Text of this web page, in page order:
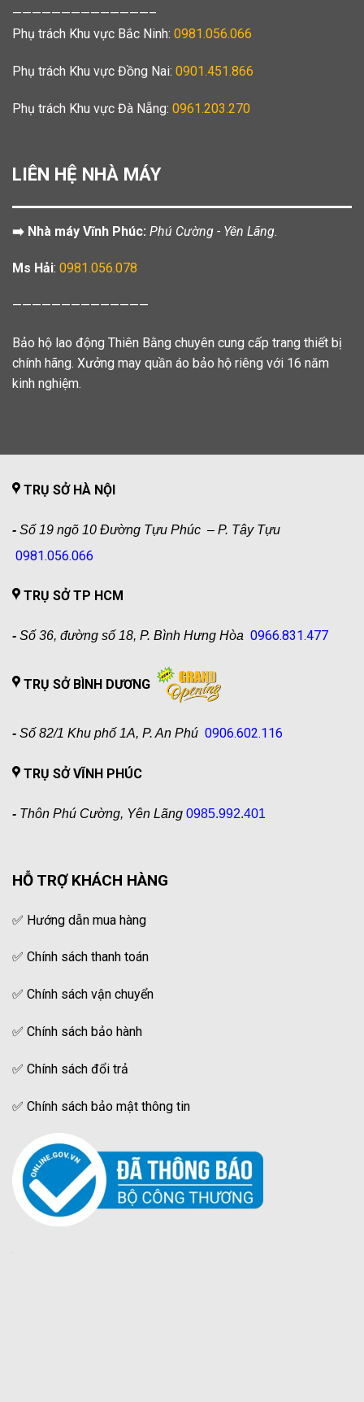
——————————————–
Phụ trách Khu vực Bắc Ninh: 0981.056.066
Phụ trách Khu vực Đồng Nai: 0901.451.866
Phụ trách Khu vực Đà Nẵng: 0961.203.270
LIÊN HỆ NHÀ MÁY
➡️ Nhà máy Vĩnh Phúc: Phú Cường - Yên Lãng.
Ms Hải: 0981.056.078
——————————————
Bảo hộ lao động Thiên Bằng chuyên cung cấp trang thiết bị
chính hãng. Xưởng may quần áo bảo hộ riêng với 16 năm
kinh nghiệm.
TRỤ SỞ HÀ NỘI
- Số 19 ngõ 10 Đường Tựu Phúc – P. Tây Tựu
0981.056.066
TRỤ SỞ TP HCM
- Số 36, đường số 18, P. Bình Hưng Hòa 0966.831.477
TRỤ SỞ BÌNH DƯƠNG
- Số 82/1 Khu phố 1A, P. An Phú 0906.602.116
TRỤ SỞ VĨNH PHÚC
- Thôn Phú Cường, Yên Lãng 0985.992.401
HỖ TRỢ KHÁCH HÀNG
✅ Hướng dẫn mua hàng
✅ Chính sách thanh toán
✅ Chính sách vận chuyển
✅ Chính sách bảo hành
✅ Chính sách đổi trả
✅ Chính sách bảo mật thông tin